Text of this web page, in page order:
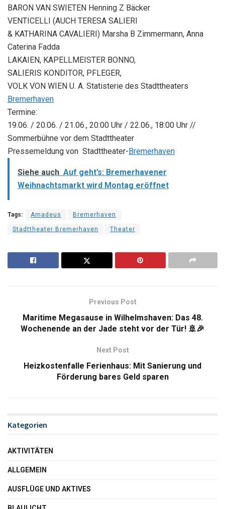
BARON VAN SWIETEN Henning Z Bäcker
VENTICELLI (AUCH TERESA SALIERI
& KATHARINA CAVALIERI) Marsha B Zimmermann, Anna
Caterina Fadda
LAKAIEN, KAPELLMEISTER BONNO,
SALIERIS KONDITOR, PFLEGER,
VOLK VON WIEN U. A. Statisterie des Stadttheaters
Bremerhaven
Termine:
19.06. / 20.06. / 21.06., 20:00 Uhr / 22.06., 18:00 Uhr //
Sommerbühne vor dem Stadttheater
Pressemeldung von Stadttheater-Bremerhaven
Siehe auch Auf geht’s: Bremerhavener
Weihnachtsmarkt wird Montag eröffnet
Tags: Amadeus Bremerhaven
Stadttheater Bremerhaven Theater
Previous Post
Maritime Megasause in Wilhelmshaven: Das 48.
Wochenende an der Jade steht vor der Tür! 🚢🎉
Next Post
Heizkostenfalle Ferienhaus: Mit Sanierung und
Förderung bares Geld sparen
Kategorien
AKTIVITÄTEN
ALLGEMEIN
AUSFLÜGE UND AKTIVES